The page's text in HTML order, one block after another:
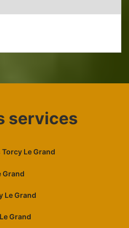
services
Le Grand
Grand
Le Grand
Grand